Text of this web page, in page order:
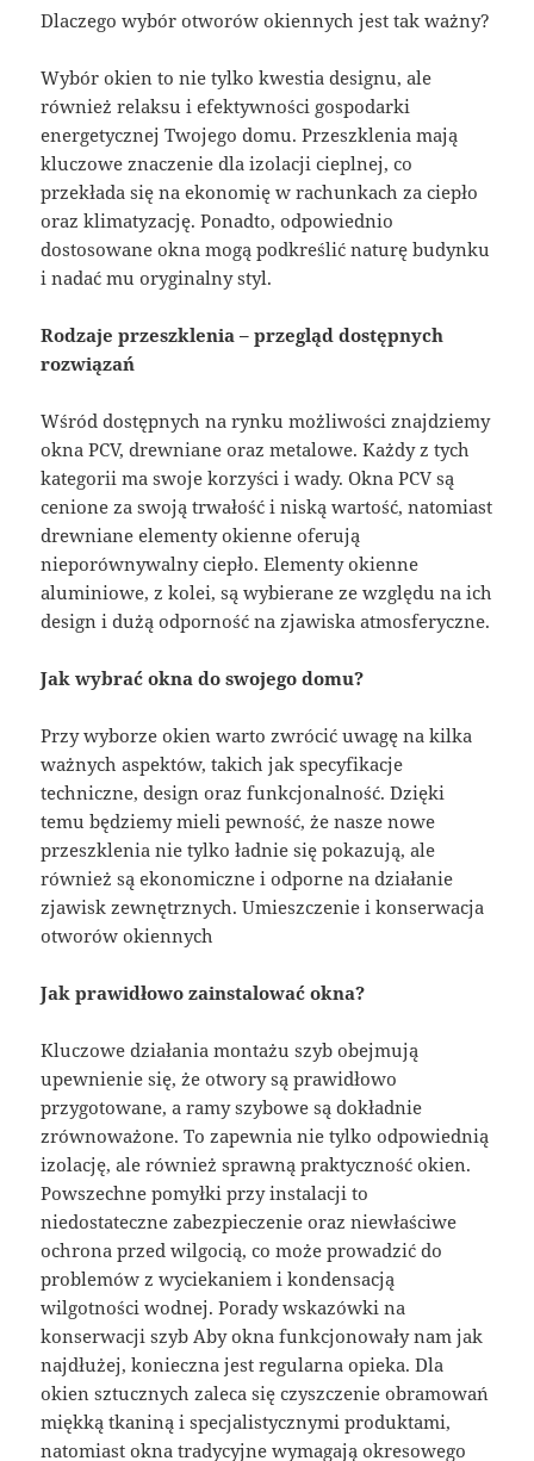
Dlaczego wybór otworów okiennych jest tak ważny?
Wybór okien to nie tylko kwestia designu, ale
również relaksu i efektywności gospodarki
energetycznej Twojego domu. Przeszklenia mają
kluczowe znaczenie dla izolacji cieplnej, co
przekłada się na ekonomię w rachunkach za ciepło
oraz klimatyzację. Ponadto, odpowiednio
dostosowane okna mogą podkreślić naturę budynku
i nadać mu oryginalny styl.
Rodzaje przeszklenia – przegląd dostępnych
rozwiązań
Wśród dostępnych na rynku możliwości znajdziemy
okna PCV, drewniane oraz metalowe. Każdy z tych
kategorii ma swoje korzyści i wady. Okna PCV są
cenione za swoją trwałość i niską wartość, natomiast
drewniane elementy okienne oferują
nieporównywalny ciepło. Elementy okienne
aluminiowe, z kolei, są wybierane ze względu na ich
design i dużą odporność na zjawiska atmosferyczne.
Jak wybrać okna do swojego domu?
Przy wyborze okien warto zwrócić uwagę na kilka
ważnych aspektów, takich jak specyfikacje
techniczne, design oraz funkcjonalność. Dzięki
temu będziemy mieli pewność, że nasze nowe
przeszklenia nie tylko ładnie się pokazują, ale
również są ekonomiczne i odporne na działanie
zjawisk zewnętrznych. Umieszczenie i konserwacja
otworów okiennych
Jak prawidłowo zainstalować okna?
Kluczowe działania montażu szyb obejmują
upewnienie się, że otwory są prawidłowo
przygotowane, a ramy szybowe są dokładnie
zrównoważone. To zapewnia nie tylko odpowiednią
izolację, ale również sprawną praktyczność okien.
Powszechne pomyłki przy instalacji to
niedostateczne zabezpieczenie oraz niewłaściwe
ochrona przed wilgocią, co może prowadzić do
problemów z wyciekaniem i kondensacją
wilgotności wodnej. Porady wskazówki na
konserwacji szyb Aby okna funkcjonowały nam jak
najdłużej, konieczna jest regularna opieka. Dla
okien sztucznych zaleca się czyszczenie obramowań
miękką tkaniną i specjalistycznymi produktami,
natomiast okna tradycyjne wymagają okresowego